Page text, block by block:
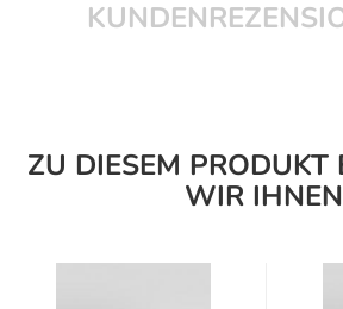
ZU DIESEM PRODUKT
WIR